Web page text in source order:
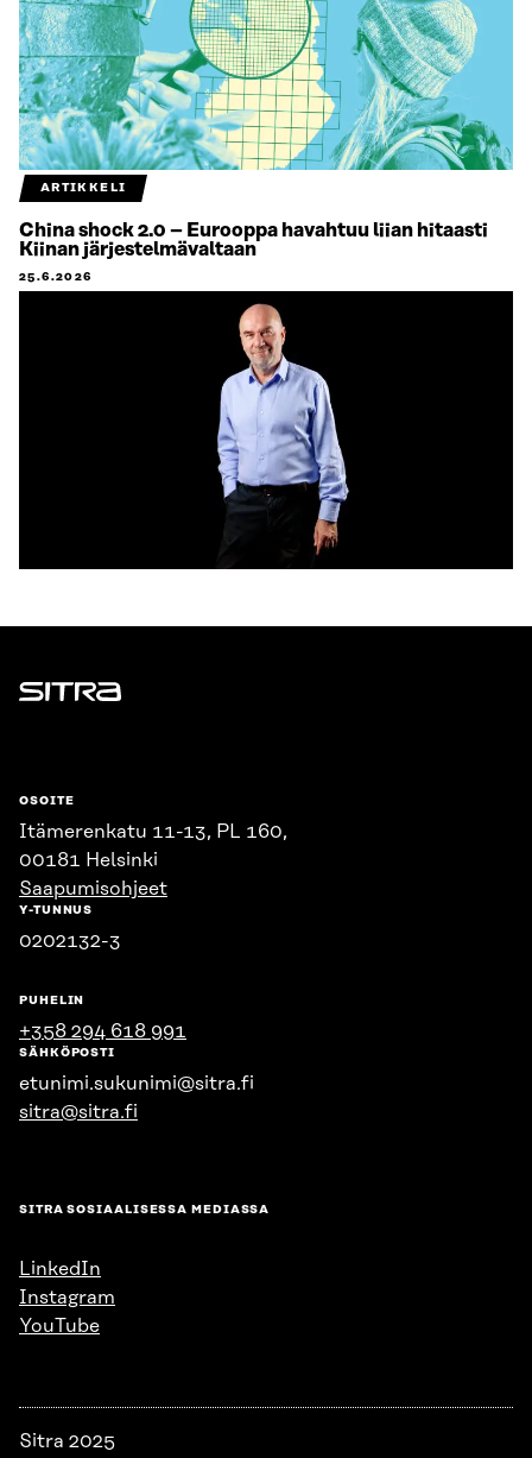
ARTIKKELI
China shock 2.0 – Eurooppa havahtuu liian hitaasti
Kiinan järjestelmävaltaan
25.6.2026
Sitra
OSOITE
Itämerenkatu 11-13, PL 160,
00181 Helsinki
Saapumisohjeet
Y-TUNNUS
0202132-3
PUHELIN
+358 294 618 991
SÄHKÖPOSTI
etunimi.sukunimi@sitra.fi
sitra@sitra.fi
SITRA SOSIAALISESSA MEDIASSA
LinkedIn
Instagram
YouTube
Sitra 2025